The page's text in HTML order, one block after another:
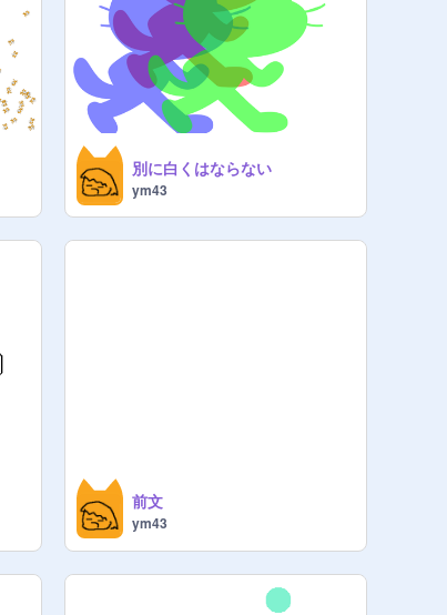
別に白くはならない
ym43
前文
ym43